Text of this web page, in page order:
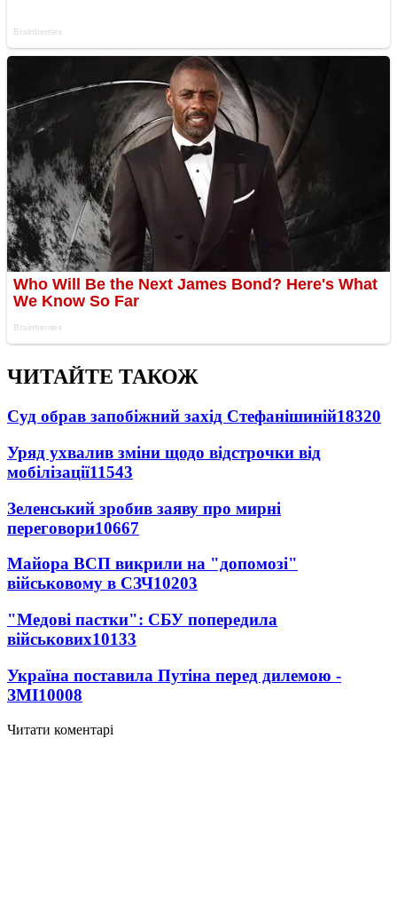
ЧИТАЙТЕ ТАКОЖ
Суд обрав запобіжний захід Стефанішиній18320
Уряд ухвалив зміни щодо відстрочки від
мобілізації11543
Зеленський зробив заяву про мирні
переговори10667
Майора ВСП викрили на "допомозі"
військовому в СЗЧ10203
"Медові пастки": СБУ попередила
військових10133
Україна поставила Путіна перед дилемою -
ЗМІ10008
Читати коментарі